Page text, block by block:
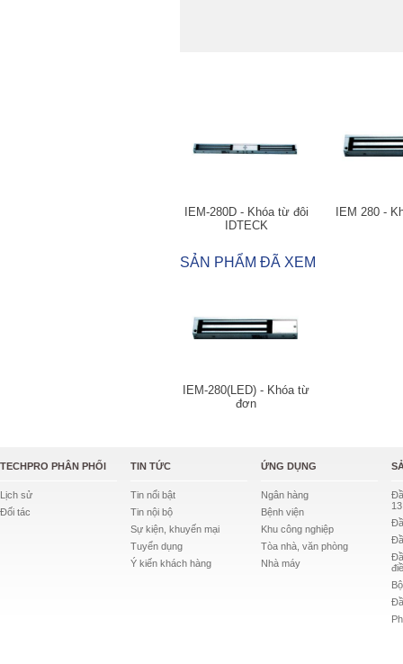
IEM-280D - Khóa từ đôi
IDTECK
IEM 280 -
SẢN PHẨM ĐÃ XEM
IEM-280(LED) - Khóa từ
đơn
TECHPRO PHÂN PHỐI
Lịch sử
Đối tác
TIN TỨC
Tin nổi bật
Tin nội bộ
Sự kiện, khuyến mại
Tuyển dụng
Ý kiến khách hàng
ỨNG DỤNG
Ngân hàng
Bệnh viện
Khu công nghiệp
Tòa nhà, văn phòng
Nhà máy